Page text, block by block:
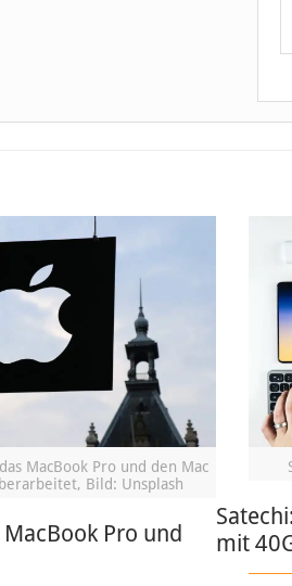
MacBook Pro und den Mac
Bild: Unsplash
Pro und
mit